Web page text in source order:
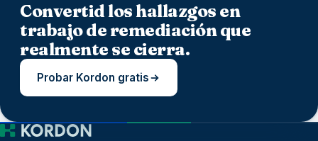
Convertid los hallazgos en
trabajo de remediación que
realmente se cierra.
Probar Kordon gratis